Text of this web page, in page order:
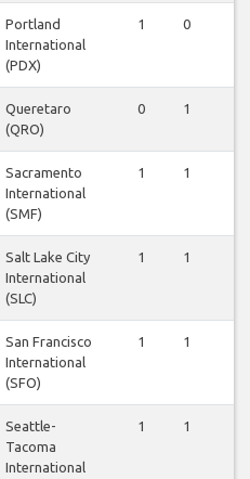
Portland
International
(PDX)
1 0
Queretaro
(QRO)
0 1
Sacramento
International
(SMF)
1 1
Salt Lake City
International
(SLC)
1 1
San Francisco
International
(SFO)
1 1
Seattle-
Tacoma
International
1 1